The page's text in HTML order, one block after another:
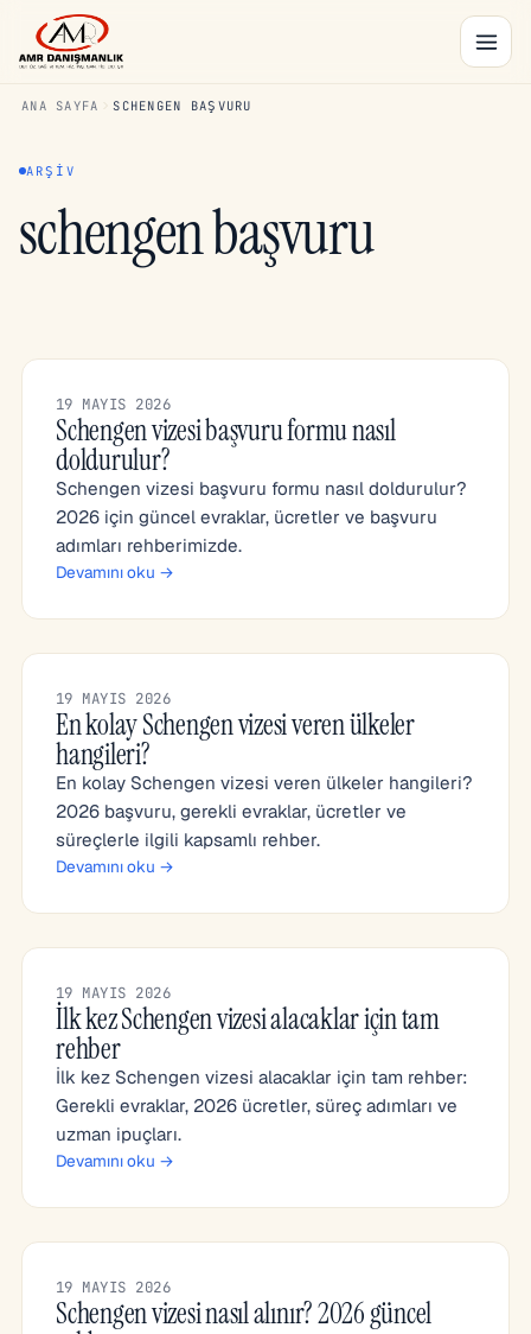
ANA SAYFA SCHENGEN BAŞVURU
ARŞIV
schengen başvuru
19 MAYIS 2026
Schengen vizesi başvuru formu nasıl
doldurulur?
Schengen vizesi başvuru formu nasıl doldurulur?
2026 için güncel evraklar, ücretler ve başvuru
adımları rehberimizde.
Devamını oku →
19 MAYIS 2026
En kolay Schengen vizesi veren ülkeler
hangileri?
En kolay Schengen vizesi veren ülkeler hangileri?
2026 başvuru, gerekli evraklar, ücretler ve
süreçlerle ilgili kapsamlı rehber.
Devamını oku →
19 MAYIS 2026
İlk kez Schengen vizesi alacaklar için tam
rehber
İlk kez Schengen vizesi alacaklar için tam rehber:
Gerekli evraklar, 2026 ücretler, süreç adımları ve
uzman ipuçları.
Devamını oku →
19 MAYIS 2026
Schengen vizesi nasıl alınır? 2026 güncel